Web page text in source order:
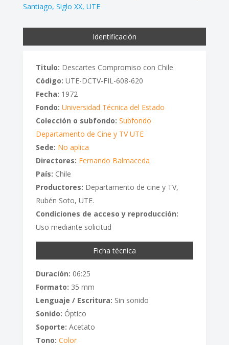
Santiago Siglo XX UTE
Identificación
Titulo: Descartes Compromiso con Chile
Código: UTE-DCTV-FIL-608-620
Fecha: 1972
Fondo: Universidad Técnica del Estado
Colección o subfondo: Subfondo
Departamento de Cine y TV UTE
Sede: No aplica
Directores: Fernando Balmaceda
País: Chile
Productores: Departamento de cine y TV,
Rubén Soto, UTE.
Condiciones de acceso y reproducción:
Uso mediante solicitud
Ficha técnica
Duración: 06:25
Formato: 35 mm
Lenguaje / Escritura: Sin sonido
Sonido: Óptico
Soporte: Acetato
Tono: Color